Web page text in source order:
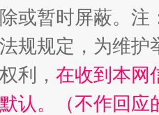
或暂时屏蔽。
规规定，为维
利， 在收到本网
认。（不作回应